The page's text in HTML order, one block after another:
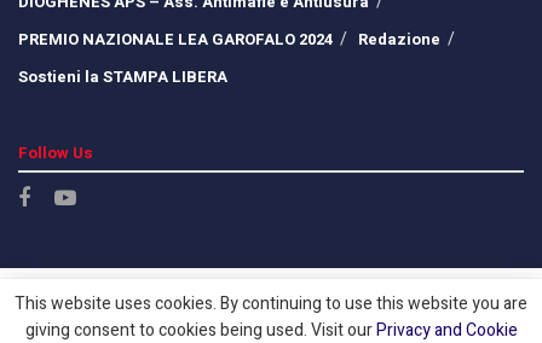
PREMIO NAZIONALE LEA GAROFALO 2024
Redazione
Sostieni la STAMPA LIBERA
Follow Us
This website uses cookies. By continuing to use this website you are
giving consent to cookies being used. Visit ourPrivacy and Cookie